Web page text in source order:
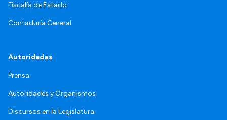
Fiscalía de Estado
Contaduría General
Autoridades
Prensa
Autoridades y Organismos
Discursos en la Legislatura